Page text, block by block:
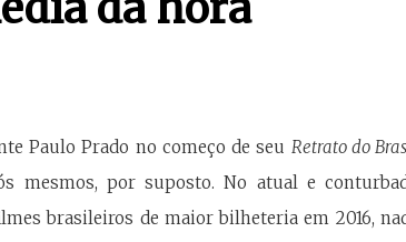
Paulo Prado no começo de seu Retrato do
mesmos, por suposto. No atual e
brasileiros de maior bilheteria em 2016,